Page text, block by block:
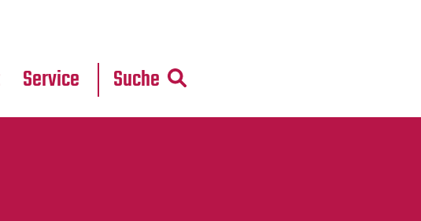
Service Suche